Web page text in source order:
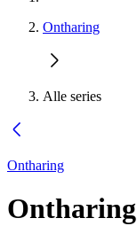
Ontharing
Alle series
Ontharing
Ontharing